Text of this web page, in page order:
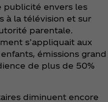
publicité envers les
à la télévision et sur
parentale.
s’appliquait aux
émissions grand
de plus de 50%
diminuent encore